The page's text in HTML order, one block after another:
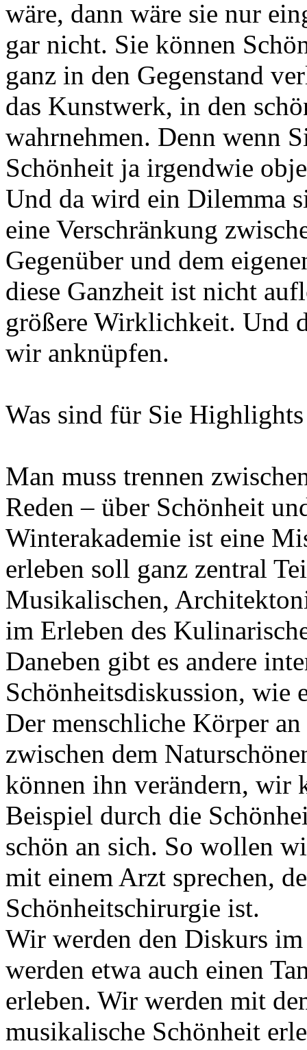
wäre, dann wäre sie nur
gar nicht. Sie können
ganz in den Gegenstand
das Kunstwerk, in den
wahrnehmen. Denn wenn
Schönheit ja irgendwie
Und da wird ein Dilemma
eine Verschränkung
Gegenüber und dem
diese Ganzheit ist nicht
größere Wirklichkeit. Und
wir anknüpfen.
Was sind für Sie
Man muss trennen
Reden – über Schönheit
Winterakademie ist eine
erleben soll ganz zentral
Musikalischen,
im Erleben des
Daneben gibt es andere
Schönheitsdiskussion, wie
Der menschliche Körper
zwischen dem
können ihn verändern, wir
Beispiel durch die
schön an sich. So wollen
mit einem Arzt sprechen,
Schönheitschirurgie ist.
Wir werden den Diskurs
werden etwa auch einen
erleben. Wir werden mit
musikalische Schönheit